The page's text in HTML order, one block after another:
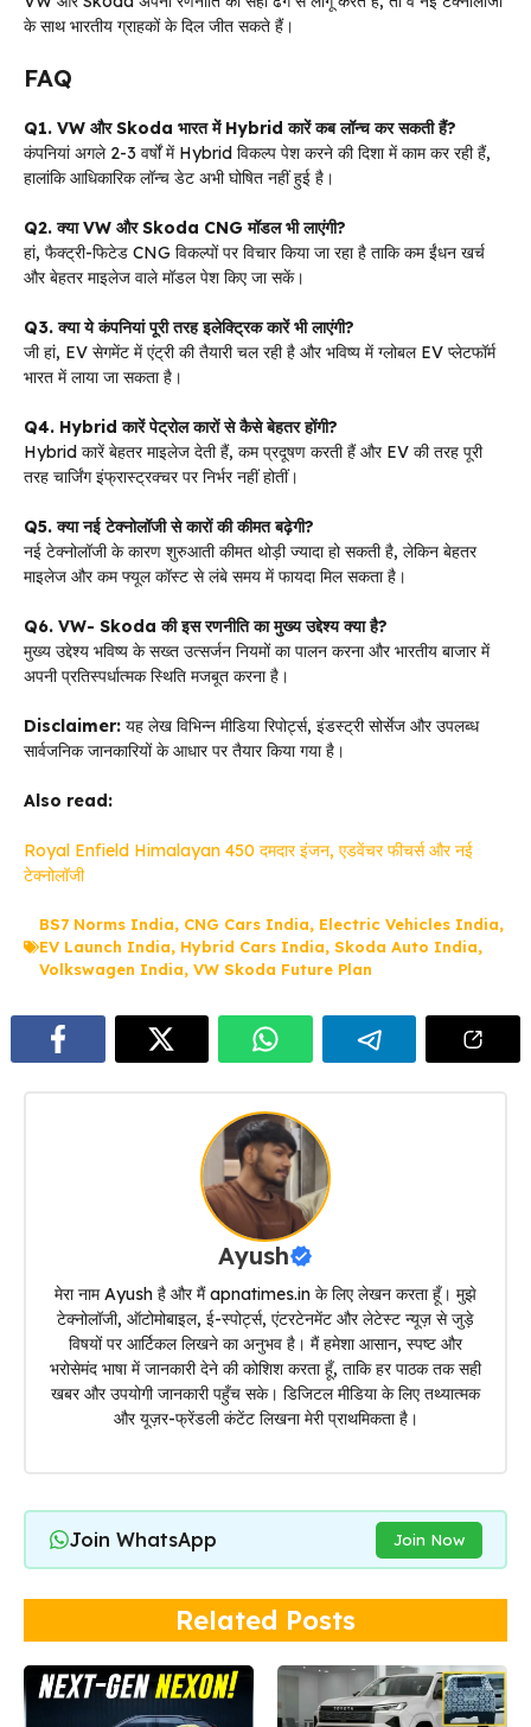
के साथ भारतीय ग्राहकों के दिल जीत सकते हैं।
FAQ
Q1. VW और Skoda भारत में Hybrid कारें कब लॉन्च कर सकती हैं?
कंपनियां अगले 2-3 वर्षों में Hybrid विकल्प पेश करने की दिशा में काम कर रही हैं,
हालांकि आधिकारिक लॉन्च डेट अभी घोषित नहीं हुई है।
Q2. क्या VW और Skoda CNG मॉडल भी लाएंगी?
हां, फैक्ट्री-फिटेड CNG विकल्पों पर विचार किया जा रहा है ताकि कम ईंधन खर्च
और बेहतर माइलेज वाले मॉडल पेश किए जा सकें।
Q3. क्या ये कंपनियां पूरी तरह इलेक्ट्रिक कारें भी लाएंगी?
जी हां, EV सेगमेंट में एंट्री की तैयारी चल रही है और भविष्य में ग्लोबल EV प्लेटफॉर्म
भारत में लाया जा सकता है।
Q4. Hybrid कारें पेट्रोल कारों से कैसे बेहतर होंगी?
Hybrid कारें बेहतर माइलेज देती हैं, कम प्रदूषण करती हैं और EV की तरह पूरी
तरह चार्जिंग इंफ्रास्ट्रक्चर पर निर्भर नहीं होतीं।
Q5. क्या नई टेक्नोलॉजी से कारों की कीमत बढ़ेगी?
नई टेक्नोलॉजी के कारण शुरुआती कीमत थोड़ी ज्यादा हो सकती है, लेकिन बेहतर
माइलेज और कम फ्यूल कॉस्ट से लंबे समय में फायदा मिल सकता है।
Q6. VW- Skoda की इस रणनीति का मुख्य उद्देश्य क्या है?
मुख्य उद्देश्य भविष्य के सख्त उत्सर्जन नियमों का पालन करना और भारतीय बाजार में
अपनी प्रतिस्पर्धात्मक स्थिति मजबूत करना है।
Disclaimer: यह लेख विभिन्न मीडिया रिपोर्ट्स, इंडस्ट्री सोर्सेज और उपलब्ध
सार्वजनिक जानकारियों के आधार पर तैयार किया गया है।
Also read:
Royal Enfield Himalayan 450 दमदार इंजन, एडवेंचर फीचर्स और नई
टेक्नोलॉजी
BS7 Norms India, CNG Cars India, Electric Vehicles India,
EV Launch India, Hybrid Cars India, Skoda Auto India,
Volkswagen India, VW Skoda Future Plan
Ayush
मेरा नाम Ayush है और मैं apnatimes.in के लिए लेखन करता हूँ। मुझे
टेक्नोलॉजी, ऑटोमोबाइल, ई-स्पोर्ट्स, एंटरटेनमेंट और लेटेस्ट न्यूज़ से जुड़े
विषयों पर आर्टिकल लिखने का अनुभव है। मैं हमेशा आसान, स्पष्ट और
भरोसेमंद भाषा में जानकारी देने की कोशिश करता हूँ, ताकि हर पाठक तक सही
खबर और उपयोगी जानकारी पहुँच सके। डिजिटल मीडिया के लिए तथ्यात्मक
और यूज़र-फ्रेंडली कंटेंट लिखना मेरी प्राथमिकता है।
Join WhatsApp Join Now
Related Posts